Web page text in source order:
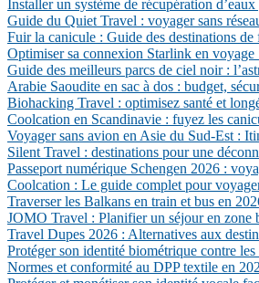
Installer un système de récupération
Guide du Quiet Travel : voyager sans
Fuir la canicule : Guide des destinations de
Optimiser sa connexion Starlink en voyage
Guide des meilleurs parcs de ciel noir :
Arabie Saoudite en sac à dos : budget,
Biohacking Travel : optimisez santé et
Coolcation en Scandinavie : fuyez les
Voyager sans avion en Asie du Sud-Est :
Silent Travel : destinations pour une
Passeport numérique Schengen 2026 :
Coolcation : Le guide complet pour
Traverser les Balkans en train et bus en
JOMO Travel : Planifier un séjour en zone
Travel Dupes 2026 : Alternatives aux
Protéger son identité biométrique contre
Normes et conformité au DPP textile en